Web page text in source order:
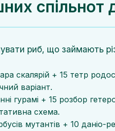
спільнот
риб, що займають
скалярій + 15 тетр
варіант.
гурамі + 15 розбор
схема.
мутантів + 10 даніо-